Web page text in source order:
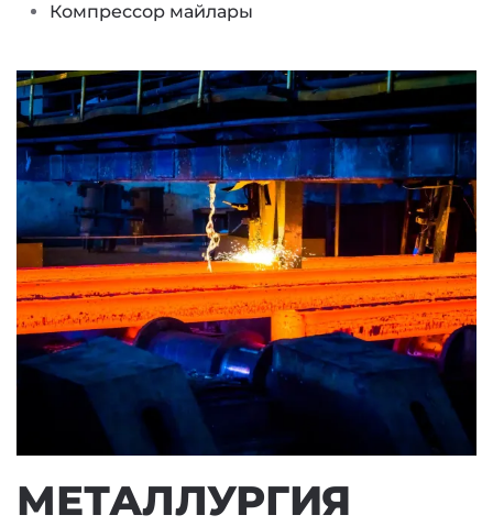
Компрессор майлары
МЕТАЛЛУРГИЯ